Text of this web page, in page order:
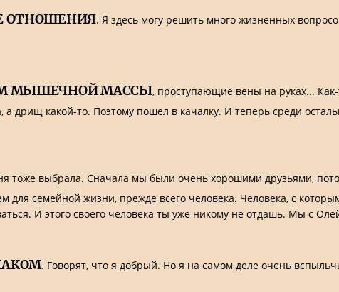
ОТНОШЕНИЯ. Я здесь могу решить много жизненных
МЫШЕЧНОЙ МАССЫ, проступающие вены на руках... Как-
дрищ какой-то. Поэтому пошел в качалку. И теперь среди
тоже выбрала. Сначала мы были очень хорошими друзьями,
семейной жизни, прежде всего человека. Человека, с
И этого своего человека ты уже никому не отдашь. Мы с
. Говорят, что я добрый. Но я на самом деле очень